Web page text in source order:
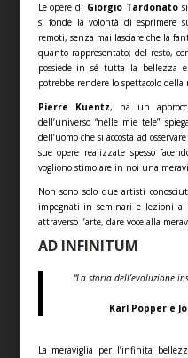
Le opere di Giorgio Tardonatosi
si fonde la volontà di esprimere
remoti, senza mai lasciare che la
quanto rappresentato; del resto,
possiede in sé tutta la bellezza
potrebbe rendere lo spettacolo
Pierre Kuentz, ha un
dell’universo “nelle mie tele”
dell’uomo che si accosta ad
sue opere realizzate spesso
vogliono stimolare in noi una
Non sono solo due artisti
impegnati in seminari e lezioni a
attraverso l’arte, dare voce alla
AD INFINITUM
“La storia dell’evoluzione
Karl Popper e
La meraviglia per l’infinita